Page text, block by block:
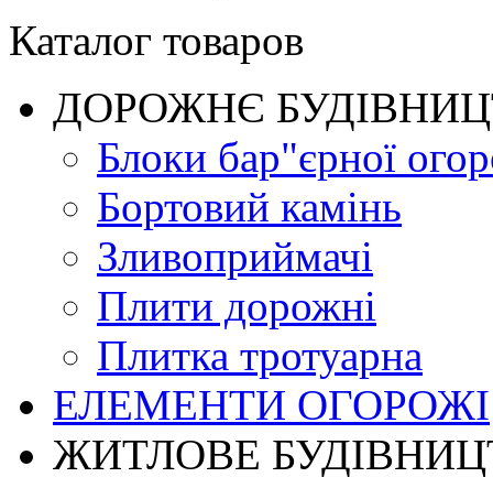
Каталог товаров
ДОРОЖНЄ
Блоки бар"єрної
Бортовий камінь
Зливоприймачі
Плити дорожні
Плитка тротуарна
ЕЛЕМЕНТИ ОГОРОЖІ
ЖИТЛОВЕ